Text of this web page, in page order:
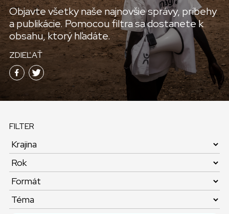
APOTEKA + PINAKOTEKA
PRACUJTE S NAMI
KONTAKT
SLOVENSKO
SLOVENSKO
ČESKÁ REPUBLIKA
Objavte všetky naše najnovšie správy, príbehy
a publikácie. Pomocou filtra sa dostanete k
obsahu, ktorý hľadáte.
ZDIEĽAŤ
FILTER